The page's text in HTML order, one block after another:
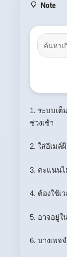
Note
1. ระบบเ
ช่วงเช้า
2. ใส่อีเมล์
3. คะแนน
4. ต้องใช้เ
5. อาจอยู่ใ
6. บางเพจ